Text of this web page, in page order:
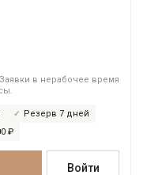
в нерабочее время
Резерв 7 дней
₽
Войти